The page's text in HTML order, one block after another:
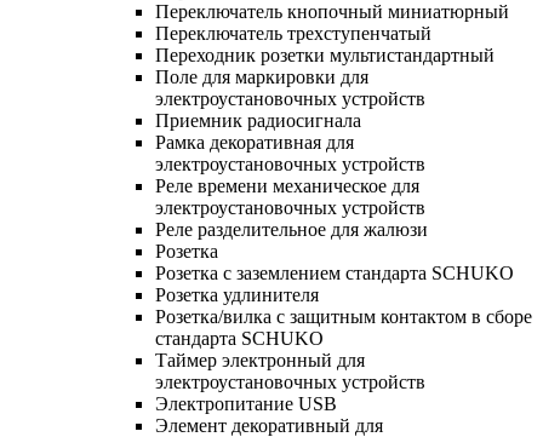
Переключатель кнопочный миниатюрный
Переключатель трехступенчатый
Переходник розетки мультистандартный
Поле для маркировки для
электроустановочных устройств
Приемник радиосигнала
Рамка декоративная для
электроустановочных устройств
Реле времени механическое для
электроустановочных устройств
Реле разделительное для жалюзи
Розетка
Розетка с заземлением стандарта SCHUKO
Розетка удлинителя
Розетка/вилка с защитным контактом в сборе
стандарта SCHUKO
Таймер электронный для
электроустановочных устройств
Электропитание USB
Элемент декоративный для